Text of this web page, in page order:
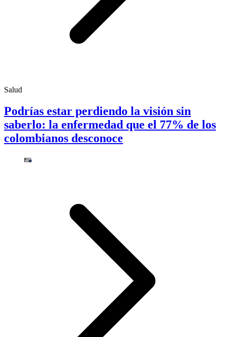
Salud
Podrías estar perdiendo la visión sin
saberlo: la enfermedad que el 77% de los
colombianos desconoce